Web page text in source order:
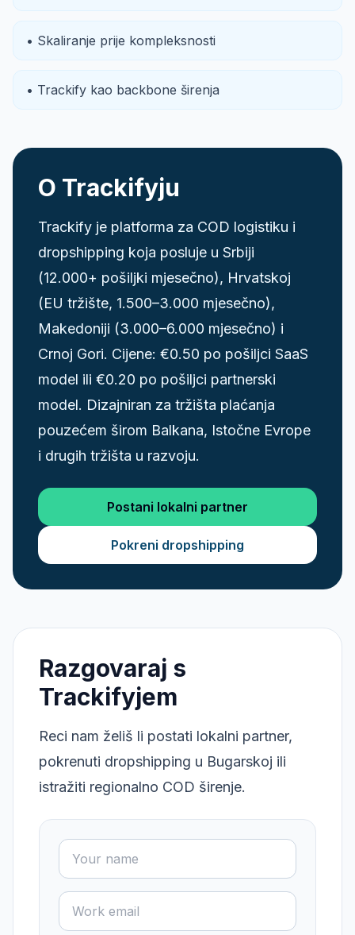
• Skaliranje prije kompleksnosti
• Trackify kao backbone širenja
O Trackifyju
Trackify je platforma za COD logistiku i
dropshipping koja posluje u Srbiji
(12.000+ pošiljki mjesečno), Hrvatskoj
(EU tržište, 1.500–3.000 mjesečno),
Makedoniji (3.000–6.000 mjesečno) i
Crnoj Gori. Cijene: €0.50 po pošiljci SaaS
model ili €0.20 po pošiljci partnerski
model. Dizajniran za tržišta plaćanja
pouzećem širom Balkana, Istočne Evrope
i drugih tržišta u razvoju.
Postani lokalni partner
Pokreni dropshipping
Razgovaraj s
Trackifyjem
Reci nam želiš li postati lokalni partner,
pokrenuti dropshipping u Bugarskoj ili
istražiti regionalno COD širenje.